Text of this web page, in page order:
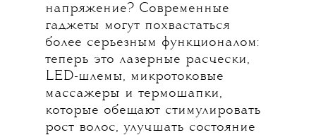
напряжение? Современные
гаджеты могут похвастаться
более серьезным функционалом:
теперь это лазерные расчески,
LED-шлемы, микротоковые
массажеры и термошапки,
которые обещают стимулировать
рост волос, улучшать состояние